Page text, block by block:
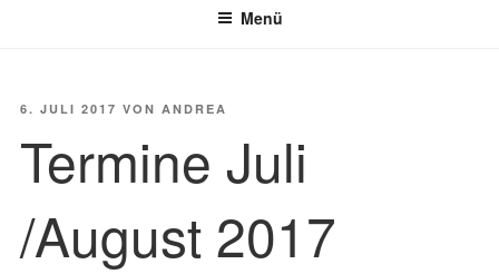
Menü
VERÖFFENTLICHT
6. JULI 2017 VON ANDREA
Termine Juli
/August 2017